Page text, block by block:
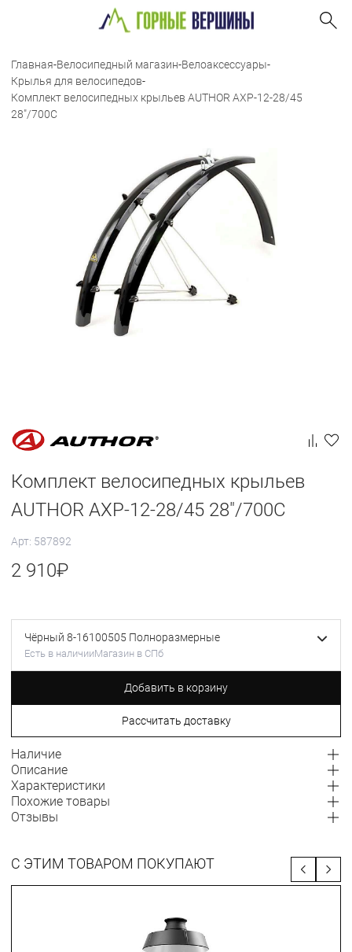
Главная-Велосипедный магазин-Велоаксессуары-
Крылья для велосипедов-
Комплект велосипедных крыльев AUTHOR AXP-12-28/45
28"/700С
Комплект велосипедных крыльев
AUTHOR AXP-12-28/45 28"/700С
Арт: 587892
2 910₽
Чёрный 8-16100505 Полноразмерные
Есть в наличииМагазин в СПб
Добавить в корзину
Рассчитать доставку
Наличие
Описание
Характеристики
Похожие товары
Отзывы
С ЭТИМ ТОВАРОМ ПОКУПАЮТ